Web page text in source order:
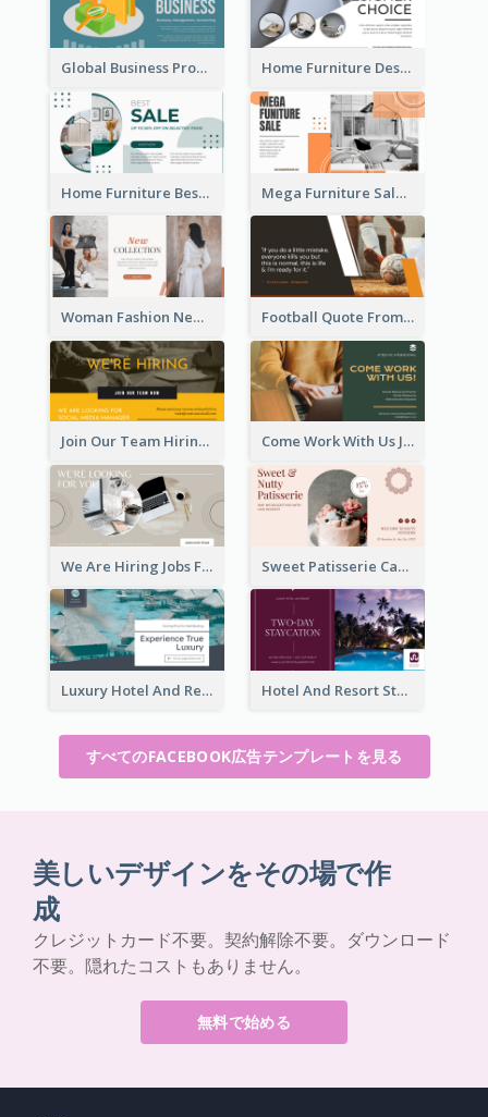
Global Business Promotional Facebook Ad (With Illustration) Home Furniture Design Store Facebook Ad
Home Furniture Best Sale Facebook Ad Mega Furniture Sale Facebook Ad
Woman Fashion New Collection Facebook Ad Football Quote From Football Legends Facebook Ad
Join Our Team Hiring Job Facebook Ad Come Work With Us Job Hiring Facebook Ad
We Are Hiring Jobs Facebook Ad Sweet Patisserie Cake Promotion Facebook Ad
Luxury Hotel And Resort Booking Facebook Ad Hotel And Resort Staycation Promotion Facebook Ad
すべてのFACEBOOK広告テンプレートを見る
美しいデザインをその場で作
成
クレジットカード不要。契約解除不要。ダウンロード
不要。隠れたコストもありません。
無料で始める